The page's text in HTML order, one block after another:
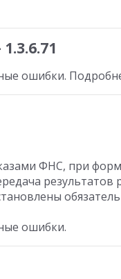
ошибки.
ФНС, при
ошибки.